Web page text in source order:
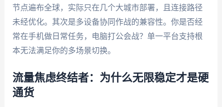
节点遍布全球，实际只在几个大城市部署，且连接路径
未经优化。其次是多设备协同作战的兼容性。你是否经
常在手机做日常任务，电脑打公会战？单一平台支持根
本无法满足你的多场景切换。
流量焦虑终结者：为什么无限稳定才是硬
通货